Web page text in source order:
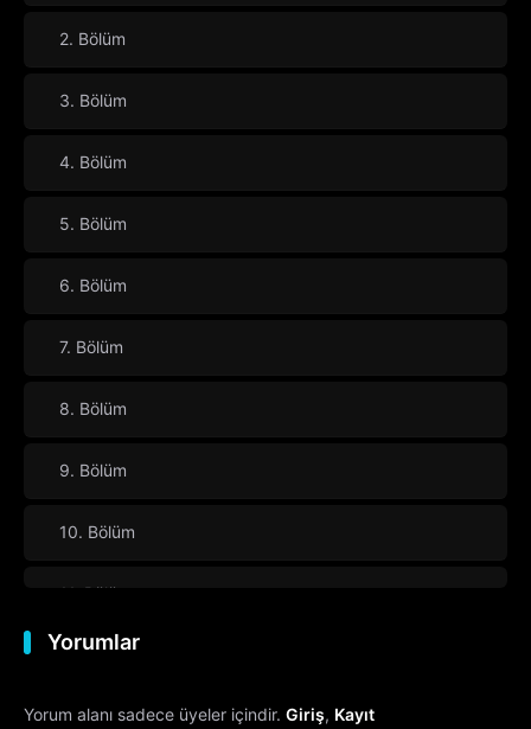
2. Bölüm
3. Bölüm
4. Bölüm
5. Bölüm
6. Bölüm
7. Bölüm
8. Bölüm
9. Bölüm
10. Bölüm
11. Bölüm
12. Bölüm
13. Bölüm
Yorumlar
Yorum alanı sadece üyeler içindir. Giriş, Kayıt